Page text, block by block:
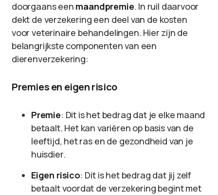
doorgaans een maandpremie. In ruil daarvoor
dekt de verzekering een deel van de kosten
voor veterinaire behandelingen. Hier zijn de
belangrijkste componenten van een
dierenverzekering:
Premies en eigen risico
Premie: Dit is het bedrag dat je elke maand
betaalt. Het kan variëren op basis van de
leeftijd, het ras en de gezondheid van je
huisdier.
Eigen risico: Dit is het bedrag dat jij zelf
betaalt voordat de verzekering begint met